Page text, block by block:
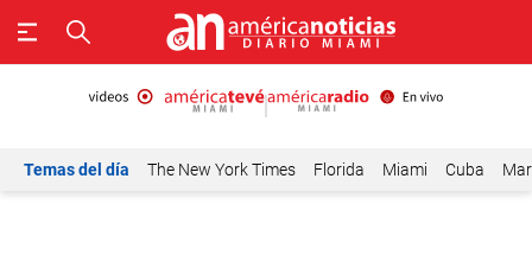
Temas del día The New York Times Florida Miami Cuba